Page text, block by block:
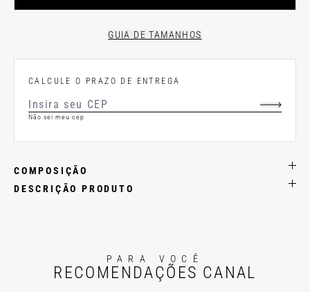
GUIA DE TAMANHOS
CALCULE O PRAZO DE ENTREGA
Não sei meu cep
COMPOSIÇÃO
DESCRIÇÃO PRODUTO
PARA VOCÊ
RECOMENDAÇÕES CANAL